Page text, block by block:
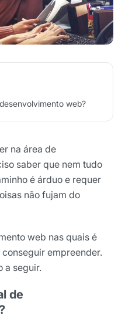
web?
na área de
saber que nem tudo
é árduo e requer
não fujam do
web nas quais é
empreender.
a seguir.
de